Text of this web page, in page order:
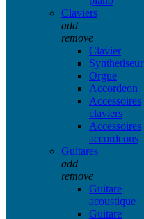
Claviers
add
remove
Clavier
Synthetiseur
Orgue
Accordeon
Accessoires
claviers
Accessoires
accordeons
Guitares
add
remove
Guitare
acoustique
Guitare